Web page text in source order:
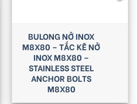
BULONG NỞ INOX
M8X80 – TẮC KÊ NỞ
INOX M8X80 –
STAINLESS STEEL
ANCHOR BOLTS
M8X80